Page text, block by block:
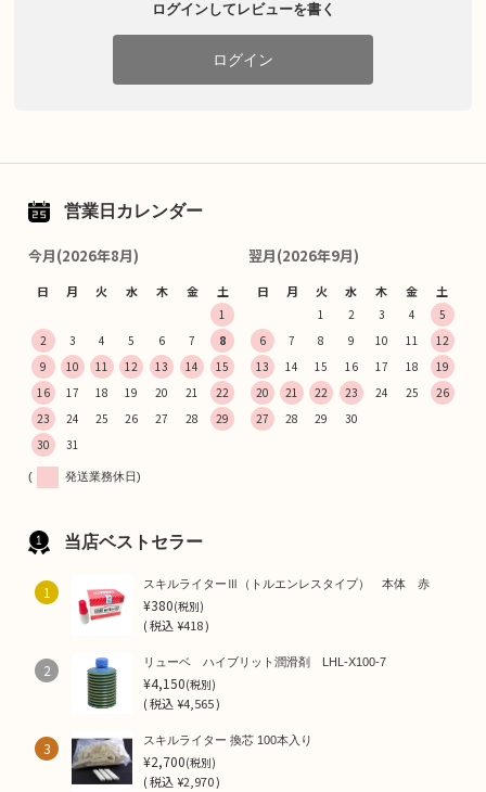
ログインしてレビューを書く
ログイン
営業日カレンダー
今月(2026年8月)
日 月 火 水 木 金 土
1
2
3 4 5 6 7
8
9
10 11 12 13 14
15
16
17 18 19 20 21
22
23
24 25 26 27 28
29
30
31
翌月(2026年9月)
日 月 火 水 木 金 土
1 2 3 4
5
6
7 8 9 10 11
12
13
14 15 16 17 18
19
20
21 22 23 24 25
26
27
28 29 30
( 発送業務休日)
当店ベストセラー
1 スキルライターⅢ（トルエンレスタイプ） 本体 赤
¥380(税別)
(税込¥418 )
2 リューベ ハイブリット潤滑剤 LHL-X100-7
¥4,150(税別)
(税込¥4,565 )
3 スキルライター 換芯 100本入り
¥2,700(税別)
(税込¥2,970 )